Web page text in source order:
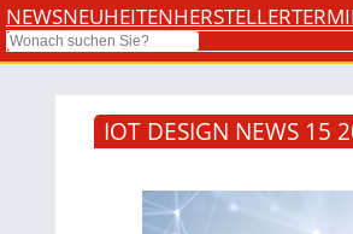
NEWSNEUHEITENHERSTELLER
Search
IOT DESIGN NEWS 15